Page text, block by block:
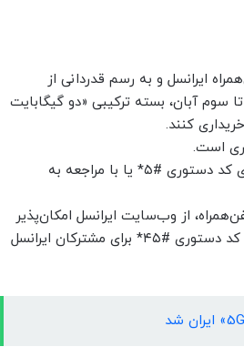
تلفن‌همراه ایرانسل و به رسم قدردانی از
مشترکان دائمی و اعتباری ایرانسل، می‌توانند از ۲۷ مهر تا سوم آبان، بسته ترکیبی «دو گیگابایت
است.
مشترکان ایرانسل، برای فعال‌سازی این بسته می‌توانند از طریق شماره‌گیری کد دستوری #۵* یا با مراجعه به
از وب‌سایت ایرانسل امکان‌پذیر
است. همچنین امکان دریافت و نصب این سوپراپلیکیشن، با شماره‌گیری کد دستوری #۴۵* برای مشترکان ایرانسل